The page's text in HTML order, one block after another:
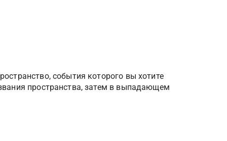
события которого вы хотите
пространства, затем в выпадающем